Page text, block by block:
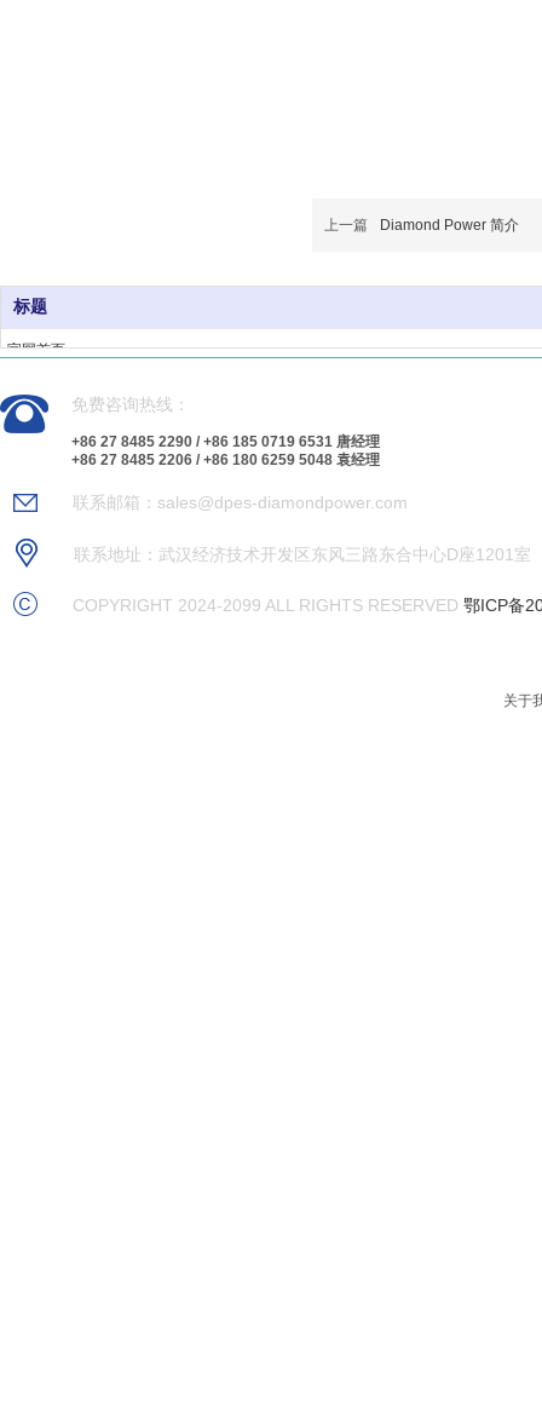
上一篇 Diamond Power 简介
标题
官网首页
新闻动态
关于我们
免费咨询热线：
+86 27 8485 2290 / +86 185 0719 6531 唐经理
+86 27 8485 2206 / +86 180 6259 5048 袁经理
联系邮箱：sales@dpes-diamondpower.com
联系地址：武汉经济技术开发区东风三路东合中心D座1201室
COPYRIGHT 2024-2099 ALL RIGHTS RESERVED 鄂ICP备
关于